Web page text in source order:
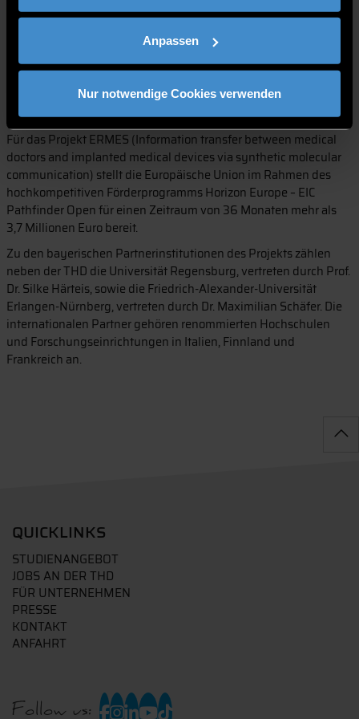
Anpassen
Nur notwendige Cookies verwenden
Entwicklungen bedeutet. Durch eine synthetische molekulare
Kommunikationsarchitektur soll eine sichere und effiziente
Datenübertragung sowohl innerhalb als auch außerhalb des
Körpers ermöglicht werden – eine bislang ungelöste
Herausforderung der modernen Medizintechnologie.
Projektdetails
Für das Projekt ERMES (Information transfer between medical
doctors and implanted medical devices via synthetic molecular
communication) stellt die Europäische Union im Rahmen des
hochkompetitiven Förderprogramms Horizon Europe – EIC
Pathfinder Open für einen Zeitraum von 36 Monaten mehr als
3,7 Millionen Euro bereit.
Zu den bayerischen Partnerinstitutionen des Projekts zählen
neben der THD die Universität Regensburg, vertreten durch Prof.
Dr. Silke Härteis, sowie die Friedrich-Alexander-Universität
Erlangen-Nürnberg, vertreten durch Dr. Maximilian Schäfer. Die
internationalen Partner gehören renommierten Hochschulen
und Forschungseinrichtungen in Italien, Finnland und
Frankreich an.
QUICKLINKS
STUDIENANGEBOT
JOBS AN DER THD
FÜR UNTERNEHMEN
PRESSE
KONTAKT
ANFAHRT
Follow us: